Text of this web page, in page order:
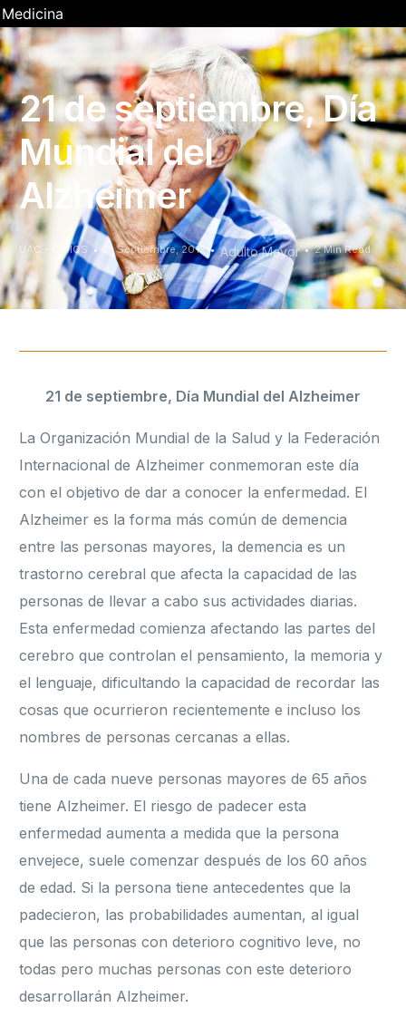
Medicina
21 de septiembre, Día
Mundial del
Alzheimer
UAC - CIDICS 18 Septiembre, 2017 Adulto Mayor 2 Min Read
21 de septiembre, Día Mundial del Alzheimer
La Organización Mundial de la Salud y la Federación
Internacional de Alzheimer conmemoran este día
con el objetivo de dar a conocer la enfermedad. El
Alzheimer es la forma más común de demencia
entre las personas mayores, la demencia es un
trastorno cerebral que afecta la capacidad de las
personas de llevar a cabo sus actividades diarias.
Esta enfermedad comienza afectando las partes del
cerebro que controlan el pensamiento, la memoria y
el lenguaje, dificultando la capacidad de recordar las
cosas que ocurrieron recientemente e incluso los
nombres de personas cercanas a ellas.
Una de cada nueve personas mayores de 65 años
tiene Alzheimer. El riesgo de padecer esta
enfermedad aumenta a medida que la persona
envejece, suele comenzar después de los 60 años
de edad. Si la persona tiene antecedentes que la
padecieron, las probabilidades aumentan, al igual
que las personas con deterioro cognitivo leve, no
todas pero muchas personas con este deterioro
desarrollarán Alzheimer.